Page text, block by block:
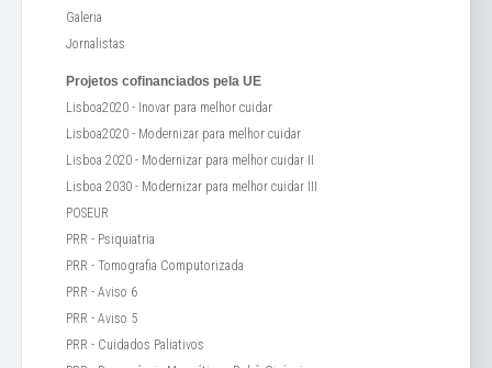
Galeria
Jornalistas
Projetos cofinanciados pela UE
Lisboa2020 - Inovar para melhor cuidar
Lisboa2020 - Modernizar para melhor cuidar
Lisboa 2020 - Modernizar para melhor cuidar II
Lisboa 2030 - Modernizar para melhor cuidar III
POSEUR
PRR - Psiquiatria
PRR - Tomografia Computorizada
PRR - Aviso 6
PRR - Aviso 5
PRR - Cuidados Paliativos